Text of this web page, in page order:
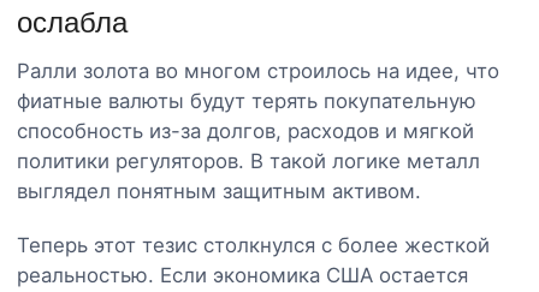
ослабла
Ралли золота во многом строилось на идее, что
фиатные валюты будут терять покупательную
способность из-за долгов, расходов и мягкой
политики регуляторов. В такой логике металл
выглядел понятным защитным активом.
Теперь этот тезис столкнулся с более жесткой
реальностью. Если экономика США остается